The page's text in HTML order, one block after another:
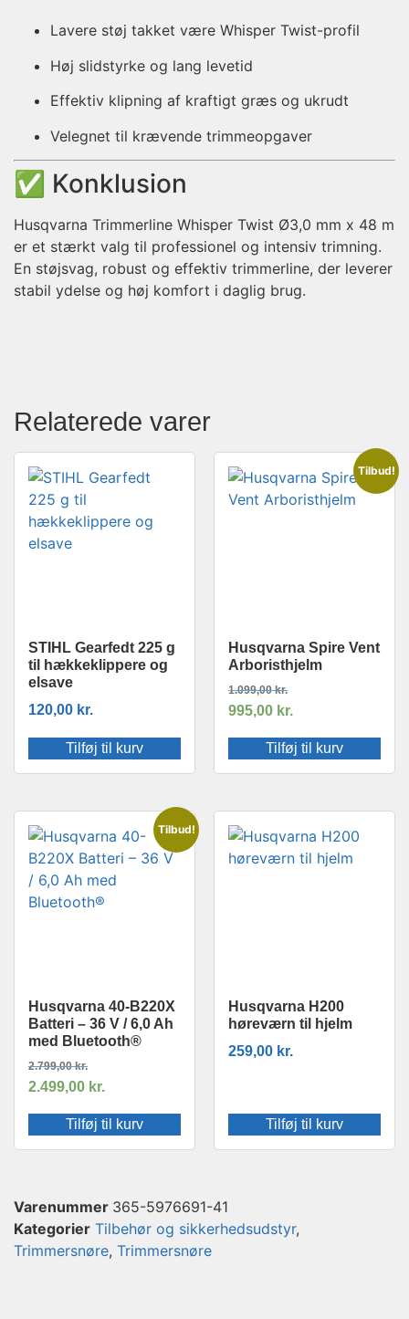
Lavere støj takket være Whisper Twist-profil
Høj slidstyrke og lang levetid
Effektiv klipning af kraftigt græs og ukrudt
Velegnet til krævende trimmeopgaver
✅ Konklusion
Husqvarna Trimmerline Whisper Twist Ø3,0 mm x 48 m
er et stærkt valg til professionel og intensiv trimning.
En støjsvag, robust og effektiv trimmerline, der leverer
stabil ydelse og høj komfort i daglig brug.
Relaterede varer
STIHL Gearfedt 225 g
til hækkeklippere og
elsave
120,00 kr.
Tilføj til kurv
Tilbud!
Husqvarna Spire Vent
Arboristhjelm
1.099,00kr.
995,00 kr.
Tilføj til kurv
Tilbud!
Husqvarna 40-B220X
Batteri – 36 V / 6,0 Ah
med Bluetooth®
2.799,00kr.
2.499,00 kr.
Tilføj til kurv
Husqvarna H200
høreværn til hjelm
259,00 kr.
Tilføj til kurv
Varenummer 365-5976691-41
Kategorier Tilbehør og sikkerhedsudstyr,
Trimmersnøre, Trimmersnøre